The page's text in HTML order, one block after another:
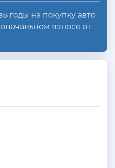
на покупку авто
взносе от